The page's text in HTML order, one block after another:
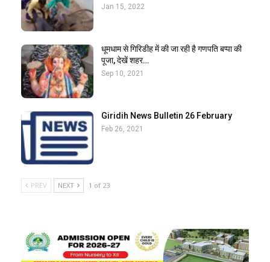
Jan 15, 2022
धूमधाम से गिरिडीह में की जा रही है गणपति बप्पा की
पूजा, देखें शहर…
Sep 10, 2021
Giridih News Bulletin 26 February
Feb 26, 2021
PREV NEXT 1 of 23